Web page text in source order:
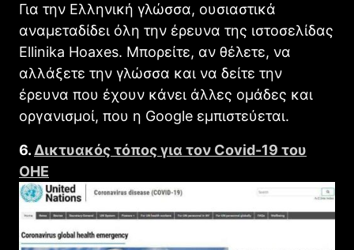
Για την Ελληνική γλώσσα, ουσιαστικά
αναμεταδίδει όλη την έρευνα της ιστοσελίδας
Ellinika Hoaxes. Μπορείτε, αν θέλετε, να
αλλάξετε την γλώσσα και να δείτε την
έρευνα που έχουν κάνει άλλες ομάδες και
οργανισμοί, που η Google εμπιστεύεται.
6. Δικτυακός τόπος για τον Covid-19 του
ΟΗΕ